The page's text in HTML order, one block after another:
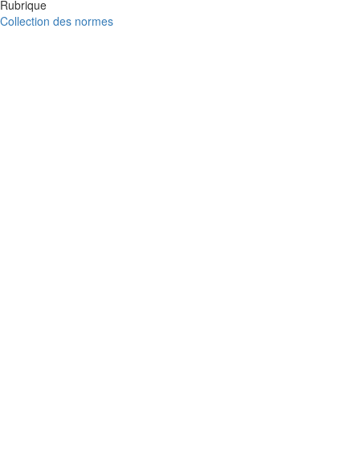
Rubrique
Collection des normes